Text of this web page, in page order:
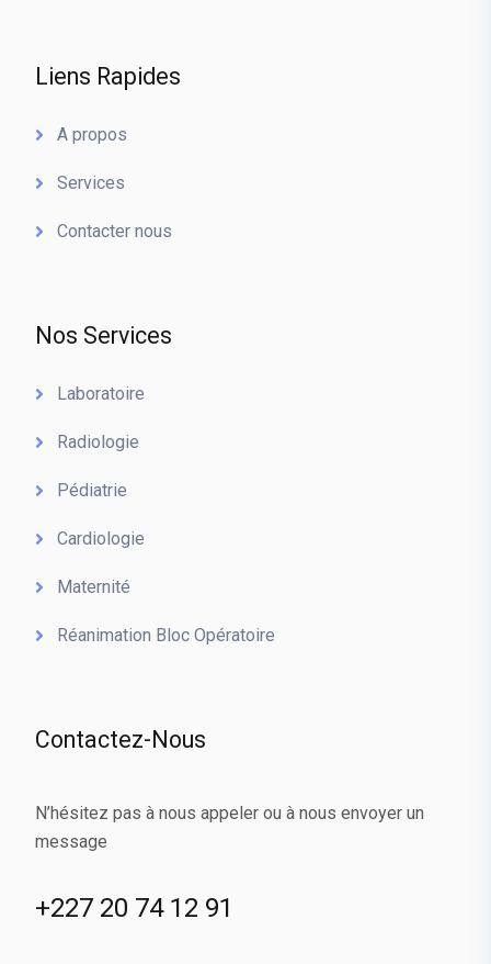
Liens Rapides
A propos
Services
Contacter nous
Nos Services
Laboratoire
Radiologie
Pédiatrie
Cardiologie
Maternité
Réanimation Bloc Opératoire
Contactez-Nous
N’hésitez pas à nous appeler ou à nous envoyer un
message
+227 20 74 12 91